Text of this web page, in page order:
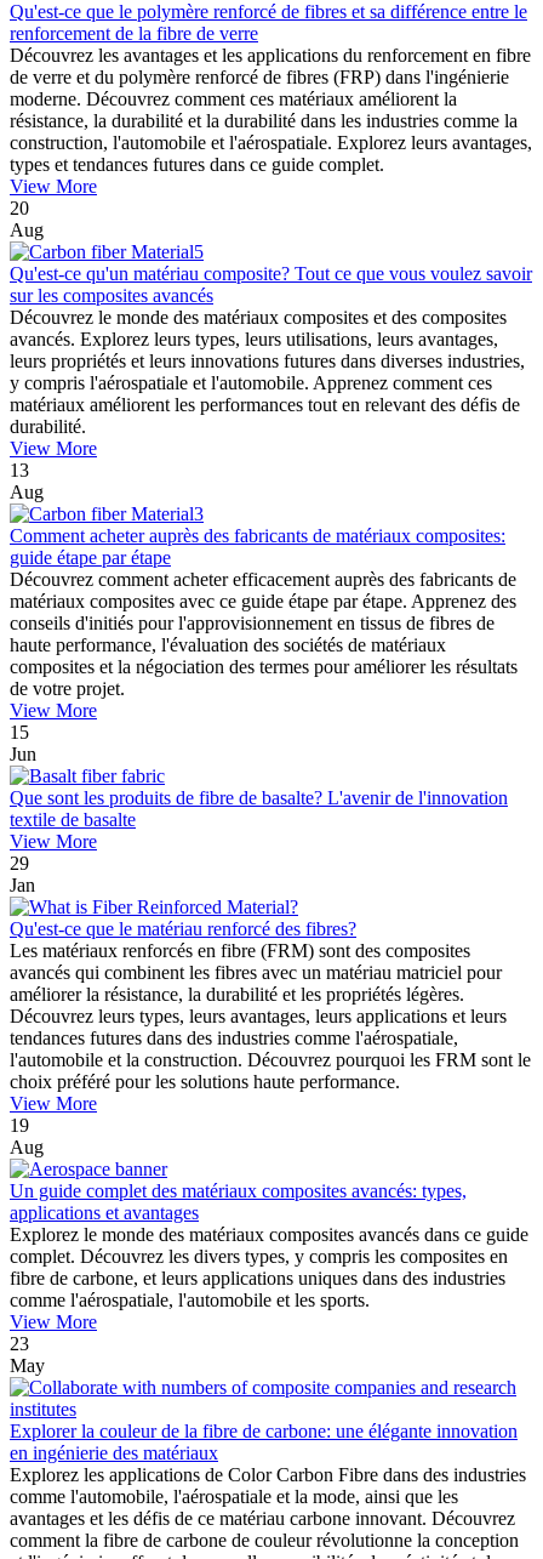
Qu'est-ce que le polymère renforcé de fibres et sa différence entre le
renforcement de la fibre de verre
Découvrez les avantages et les applications du renforcement en fibre
de verre et du polymère renforcé de fibres (FRP) dans l'ingénierie
moderne. Découvrez comment ces matériaux améliorent la
résistance, la durabilité et la durabilité dans les industries comme la
construction, l'automobile et l'aérospatiale. Explorez leurs avantages,
types et tendances futures dans ce guide complet.
View More
20
Aug
Qu'est-ce qu'un matériau composite? Tout ce que vous voulez savoir
sur les composites avancés
Découvrez le monde des matériaux composites et des composites
avancés. Explorez leurs types, leurs utilisations, leurs avantages,
leurs propriétés et leurs innovations futures dans diverses industries,
y compris l'aérospatiale et l'automobile. Apprenez comment ces
matériaux améliorent les performances tout en relevant des défis de
durabilité.
View More
13
Aug
Comment acheter auprès des fabricants de matériaux composites:
guide étape par étape
Découvrez comment acheter efficacement auprès des fabricants de
matériaux composites avec ce guide étape par étape. Apprenez des
conseils d'initiés pour l'approvisionnement en tissus de fibres de
haute performance, l'évaluation des sociétés de matériaux
composites et la négociation des termes pour améliorer les résultats
de votre projet.
View More
15
Jun
Que sont les produits de fibre de basalte? L'avenir de l'innovation
textile de basalte
View More
29
Jan
Qu'est-ce que le matériau renforcé des fibres?
Les matériaux renforcés en fibre (FRM) sont des composites
avancés qui combinent les fibres avec un matériau matriciel pour
améliorer la résistance, la durabilité et les propriétés légères.
Découvrez leurs types, leurs avantages, leurs applications et leurs
tendances futures dans des industries comme l'aérospatiale,
l'automobile et la construction. Découvrez pourquoi les FRM sont le
choix préféré pour les solutions haute performance.
View More
19
Aug
Un guide complet des matériaux composites avancés: types,
applications et avantages
Explorez le monde des matériaux composites avancés dans ce guide
complet. Découvrez les divers types, y compris les composites en
fibre de carbone, et leurs applications uniques dans des industries
comme l'aérospatiale, l'automobile et les sports.
View More
23
May
Explorer la couleur de la fibre de carbone: une élégante innovation
en ingénierie des matériaux
Explorez les applications de Color Carbon Fibre dans des industries
comme l'automobile, l'aérospatiale et la mode, ainsi que les
avantages et les défis de ce matériau carbone innovant. Découvrez
comment la fibre de carbone de couleur révolutionne la conception